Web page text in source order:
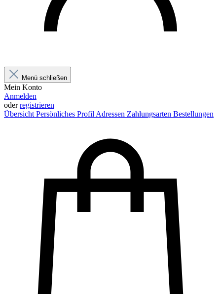
Menü schließen
Mein Konto
Anmelden
oderregistrieren
Übersicht Persönliches Profil Adressen Zahlungsarten Bestellungen